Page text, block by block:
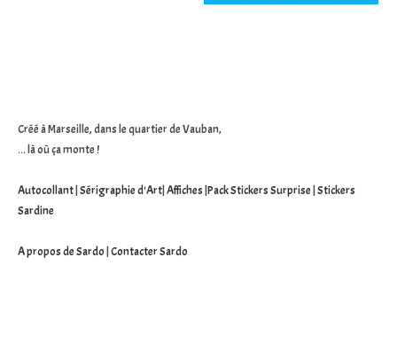
Créé à Marseille, dans le quartier de Vauban,
... là où ça monte !
Autocollant Sérigraphie d'Art Affiches Pack Stickers Surprise Stickers
Sardine
A propos de Sardo Contacter Sardo